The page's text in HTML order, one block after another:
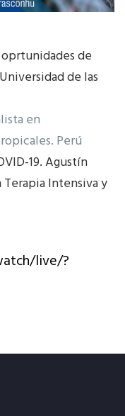
oprtunidades de
de las
en
Perú
19. Agustín
Terapia Intensiva y
live/?